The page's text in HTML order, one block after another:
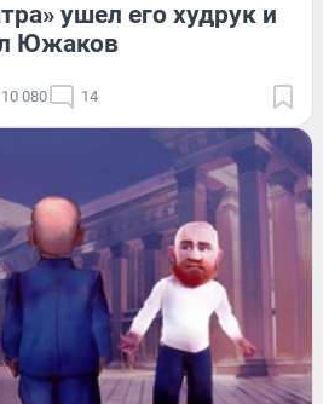
ушел его худрук и
Южаков
10 080 14